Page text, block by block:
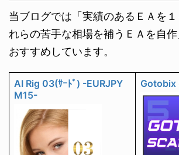
当ブログでは「実績のあるＥＡを
れらの苦手な相場を補うＥＡを自
おすすめしています。
AI Rig 03(ｻｰﾄﾞ) -EURJPY
M15-
Gotobix